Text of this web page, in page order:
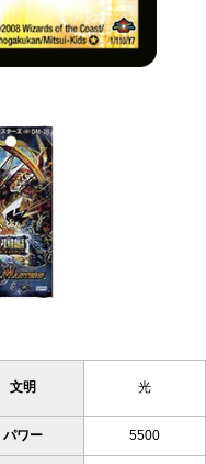
文明 光
パワー 5500